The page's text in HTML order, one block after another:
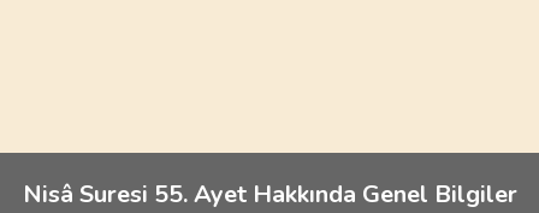
Nisâ Suresi 55. Ayet Hakkında Genel Bilgiler